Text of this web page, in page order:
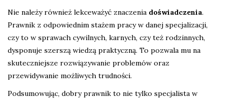
Nie należy również lekceważyć znaczenia doświadczenia.
Prawnik z odpowiednim stażem pracy w danej specjalizacji,
czy to w sprawach cywilnych, karnych, czy też rodzinnych,
dysponuje szerszą wiedzą praktyczną. To pozwala mu na
skuteczniejsze rozwiązywanie problemów oraz
przewidywanie możliwych trudności.
Podsumowując, dobry prawnik to nie tylko specjalista w